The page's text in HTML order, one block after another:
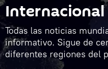
Internacional
Todas las noticias
informativo. Sigue de
diferentes regiones del